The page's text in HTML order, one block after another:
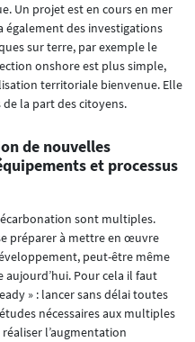
Un projet est en cours en mer
également des investigations
sur terre, par exemple le
onshore est plus simple,
territoriale bienvenue. Elle
la part des citoyens.
de nouvelles
et processus
sont multiples.
préparer à mettre en œuvre
peut-être même
Pour cela il faut
» : lancer sans délai toutes
nécessaires aux multiples
l’augmentation